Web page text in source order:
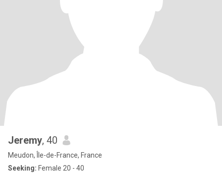
Jeremy, 40
Meudon, Île-de-France, France
Seeking: Female 20 - 40